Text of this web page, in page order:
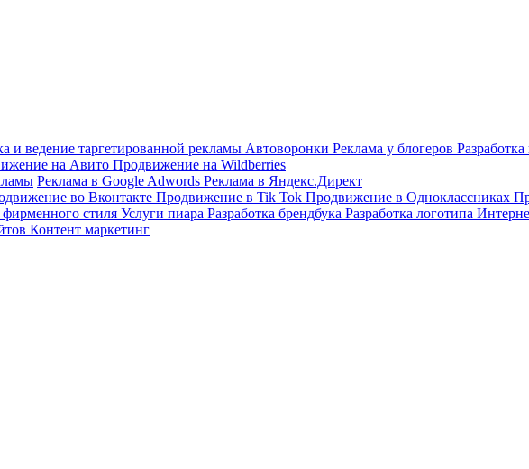
и ведение таргетированной рекламы Автоворонки Реклама у блогеров
на Авито Продвижение на Wildberries
Реклама в Google Adwords Реклама в Яндекс.Директ
во Вконтакте Продвижение в Tik Tok Продвижение в Одноклассниках
фирменного стиля Услуги пиара Разработка брендбука Разработка логотипа
Контент маркетинг